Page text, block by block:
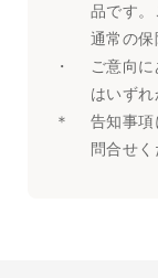
品です
通常の保
・
ご意向
はいずれ
＊
告知事項
問合せく